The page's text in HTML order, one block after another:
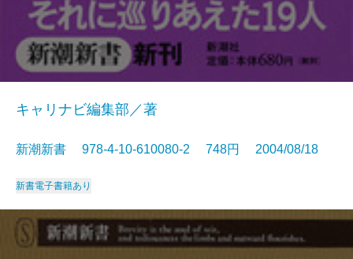
キャリナビ編集部／著
新潮新書 978-4-10-610080-2 748円 2004/08/18
新書電子書籍あり